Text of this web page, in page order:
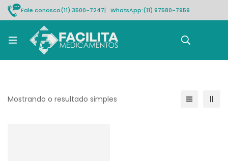
Fale conosco(11) 3500-7247| WhatsApp:(11) 97580-7959
Rastrear pedido
Mostrando o resultado simples